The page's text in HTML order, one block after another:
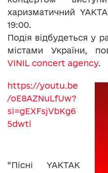
харизматичний
19:00.
Подія відбудеться у
містами України,
VINIL сoncert agency.
https://youtu.be
/oE8AZNuLfUw?
si=gEXFsjVbKg6
5dwtl
“Пісні YAKTAK